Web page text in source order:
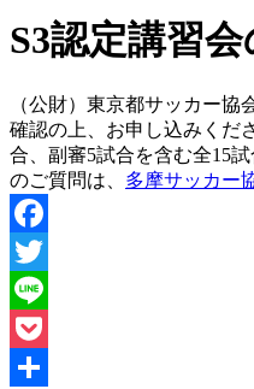
S3認定講習会
（公財）東京都サッカー協
確認の上、お申し込みく
合、副審5試合を含む全
のご質問は、 多摩サッカー
Facebook
Twitter
Line
Pocket